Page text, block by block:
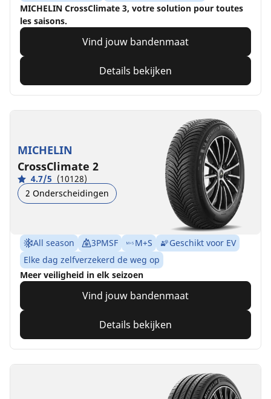
MICHELIN CrossClimate 3, votre solution pour toutes
les saisons.
Vind jouw bandenmaat
Details bekijken
MICHELIN
CrossClimate 2
4.7/5 (10128)
2 Onderscheidingen
All season 3PMSF M+S
Geschikt voor EV
Elke dag zelfverzekerd de weg op
Meer veiligheid in elk seizoen
Vind jouw bandenmaat
Details bekijken